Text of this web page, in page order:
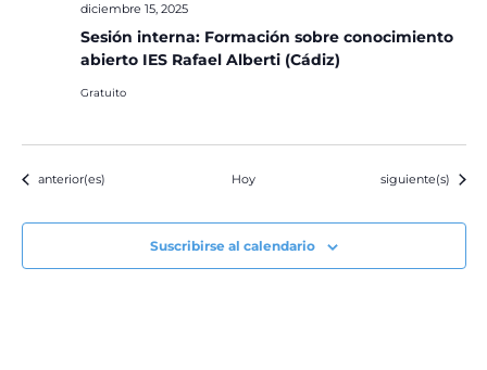
Sesión interna: Formación sobre conocimiento
abierto IES Rafael Alberti (Cádiz)
diciembre 15, 2025
Gratuito
Eventos
anterior(es) Hoy Eventos
siguiente(s)
Suscribirse al calendario